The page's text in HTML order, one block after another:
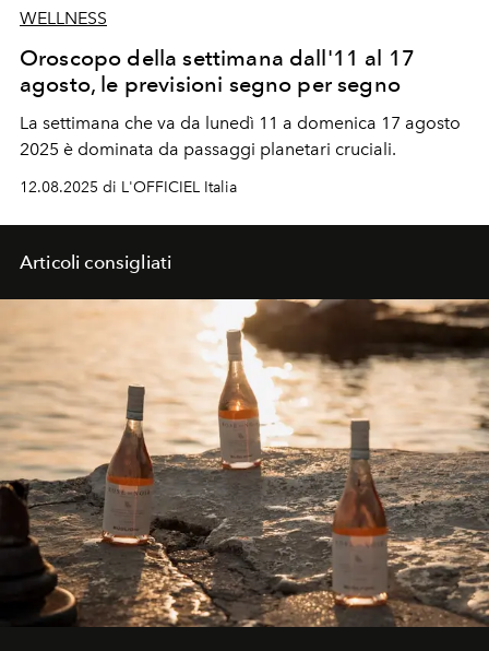
WELLNESS
Oroscopo della settimana dall'11 al 17
agosto, le previsioni segno per segno
La settimana che va da lunedì 11 a domenica 17 agosto
2025 è dominata da passaggi planetari cruciali.
12.08.2025 di L'OFFICIEL Italia
Articoli consigliati